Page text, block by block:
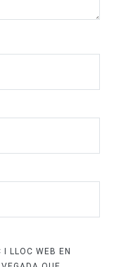
I LLOC WEB EN